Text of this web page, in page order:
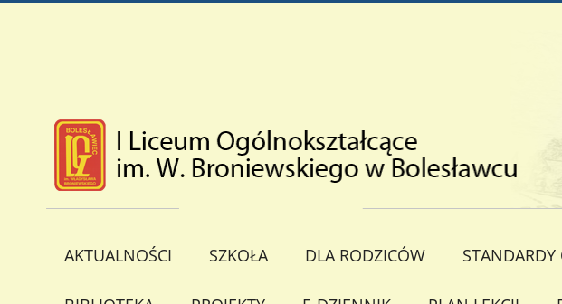
AKTUALNOŚCI SZKOŁA DLA RODZICÓW